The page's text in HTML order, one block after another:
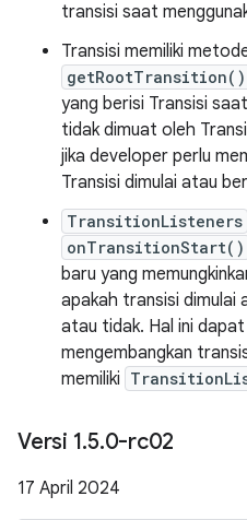
transisi saat
Transisi memiliki
getRootTransition()
yang berisi Transisi
tidak dimuat oleh
jika developer perlu
Transisi dimulai atau
TransitionListeners
onTransitionStart()
baru yang
apakah transisi
atau tidak. Hal ini
mengembangkan
memiliki
Versi 1.5.0-rc02
17 April 2024